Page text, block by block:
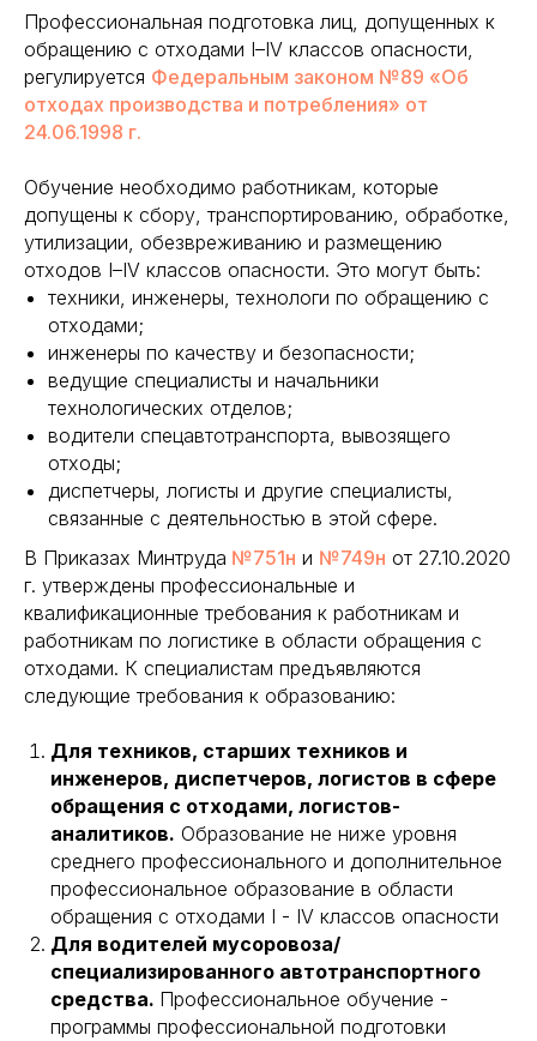
Профессиональная подготовка лиц, допущенных к
обращению с отходами I–IV классов опасности,
регулируется Федеральным законом №89 «Об
отходах производства и потребления» от
24.06.1998 г.
Обучение необходимо работникам, которые
допущены к сбору, транспортированию, обработке,
утилизации, обезвреживанию и размещению
отходов I–IV классов опасности. Это могут быть:
техники, инженеры, технологи по обращению с
отходами;
инженеры по качеству и безопасности;
ведущие специалисты и начальники
технологических отделов;
водители спецавтотранспорта, вывозящего
отходы;
диспетчеры, логисты и другие специалисты,
связанные с деятельностью в этой сфере.
В Приказах Минтруда №751н и №749н от 27.10.2020
г. утверждены профессиональные и
квалификационные требования к работникам и
работникам по логистике в области обращения с
отходами. К специалистам предъявляются
следующие требования к образованию:
Для техников, старших техников и
инженеров, диспетчеров, логистов в сфере
обращения с отходами, логистов-
аналитиков. Образование не ниже уровня
среднего профессионального и дополнительное
профессиональное образование в области
обращения с отходами I - IV классов опасности
Для водителей мусоровоза/
специализированного автотранспортного
средства. Профессиональное обучение -
программы профессиональной подготовки